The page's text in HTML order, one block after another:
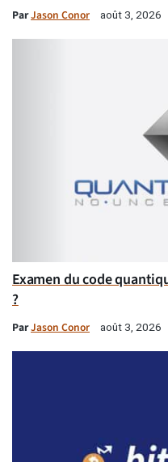
ParJason Conor août 3, 2026
Examen du code
?
ParJason Conor août 3, 2026